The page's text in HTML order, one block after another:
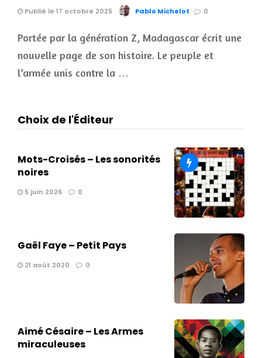
Publié le 17 octobre 2025 Pablo Michelot 0
Portée par la génération Z, Madagascar écrit une
nouvelle page de son histoire. Le peuple et
l’armée unis contre la …
Choix de l'Éditeur
Mots-Croisés – Les sonorités
noires
5 juin 2026 0
Gaël Faye – Petit Pays
21 août 2020 0
Aimé Césaire – Les Armes
miraculeuses